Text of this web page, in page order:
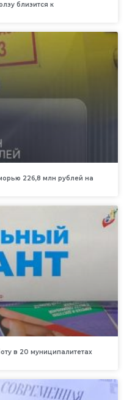
близится к
226,8 млн рублей на
в 20 муниципалитетах